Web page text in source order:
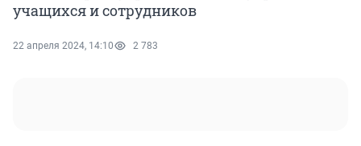
учащихся и сотрудников
22 апреля 2024, 14:10 2 783